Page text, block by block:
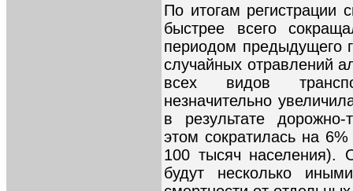
По итогам регистрации
быстрее всего
периодом предыдущего
случайных отравлений
всех видов
незначительно
в результате дорожно-
этом сократилась на
100 тысяч населения).
будут несколько